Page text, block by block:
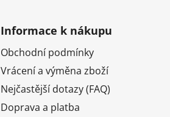
Informace k nákupu
Obchodní podmínky
Vrácení a výměna zboží
Nejčastější dotazy (FAQ)
Doprava a platba